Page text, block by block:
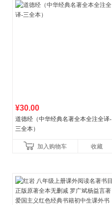
¥30.00
道德经（中华经典名著全本全注全译-
三全本）
加入购物车 收藏